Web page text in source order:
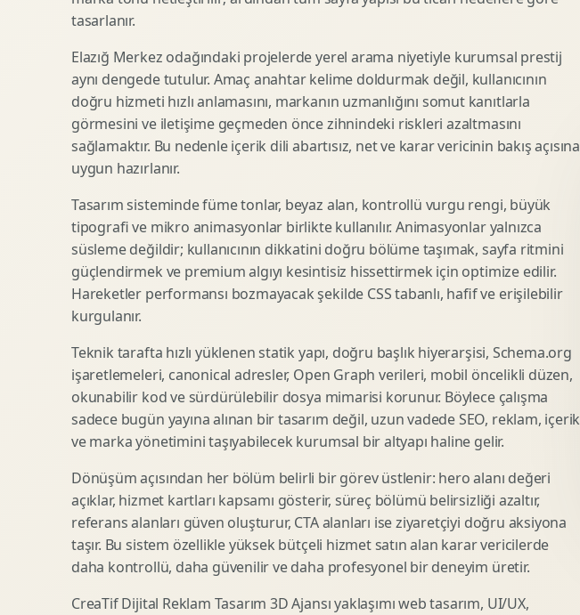
SEO Icerik Stratejisi
Schema Markup Optimizasyonu 3D Lansman Filmi Teknik Modelleme
Premium Ambalaj Tasarimi
Etiket Tasarimi
Kutu Tasarimi
Raf Gorunurlugu
Gida Ambalaj Tasarimi
Kozmetik Ambalaj Tasarimi
E Ticaret Kutu Tasarimi
Ambalaj Mockup Tasarimi
Afis Tasarimi
Brosur Tasarimi
Sunum Tasarimi
Katalog Tasarimi
Infografik Tasarimi
Fuaye Gorsel Tasarimi
Kurumsal Ilan Tasarimi
Marka Stratejisi
Marka Konumlandirma
Rekabet Analizi
Hedef Kitle Analizi
Marka Mimarisi
Deger Onerisi Tasarimi
Pazara Giris Stratejisi
Shopify Tasarim
Woocommerce Tasarim
Eticaret UX Optimizasyonu
Kategori Sayfasi Tasarimi
Sepet Odeme UX
Eticaret SEO Altyapisi
Lead Generation Landing Page
Reklam Landing Page
Webinar Landing Page
App Landing Page
Form Optimizasyonu
Sales Page Tasarimi
Display Banner Tasarimi
Video Reklam Kreatifi
Outdoor Reklam Tasarimi
Performans Kreatif Seti
Story Reklam Tasarimi
Statik Reklam Gorseli
Motion Banner Tasarimi
tasarlanır.
Elazığ Merkez odağındaki projelerde yerel arama niyetiyle kurumsal prestij
aynı dengede tutulur. Amaç anahtar kelime doldurmak değil, kullanıcının
doğru hizmeti hızlı anlamasını, markanın uzmanlığını somut kanıtlarla
görmesini ve iletişime geçmeden önce zihnindeki riskleri azaltmasını
sağlamaktır. Bu nedenle içerik dili abartısız, net ve karar vericinin bakış açısına
uygun hazırlanır.
Tasarım sisteminde füme tonlar, beyaz alan, kontrollü vurgu rengi, büyük
tipografi ve mikro animasyonlar birlikte kullanılır. Animasyonlar yalnızca
süsleme değildir; kullanıcının dikkatini doğru bölüme taşımak, sayfa ritmini
güçlendirmek ve premium algıyı kesintisiz hissettirmek için optimize edilir.
Hareketler performansı bozmayacak şekilde CSS tabanlı, hafif ve erişilebilir
kurgulanır.
Teknik tarafta hızlı yüklenen statik yapı, doğru başlık hiyerarşisi, Schema.org
işaretlemeleri, canonical adresler, Open Graph verileri, mobil öncelikli düzen,
okunabilir kod ve sürdürülebilir dosya mimarisi korunur. Böylece çalışma
sadece bugün yayına alınan bir tasarım değil, uzun vadede SEO, reklam, içerik
ve marka yönetimini taşıyabilecek kurumsal bir altyapı haline gelir.
Dönüşüm açısından her bölüm belirli bir görev üstlenir: hero alanı değeri
açıklar, hizmet kartları kapsamı gösterir, süreç bölümü belirsizliği azaltır,
referans alanları güven oluşturur, CTA alanları ise ziyaretçiyi doğru aksiyona
taşır. Bu sistem özellikle yüksek bütçeli hizmet satın alan karar vericilerde
daha kontrollü, daha güvenilir ve daha profesyonel bir deneyim üretir.
CreaTif Dijital Reklam Tasarım 3D Ajansı yaklaşımı web tasarım, UI/UX,